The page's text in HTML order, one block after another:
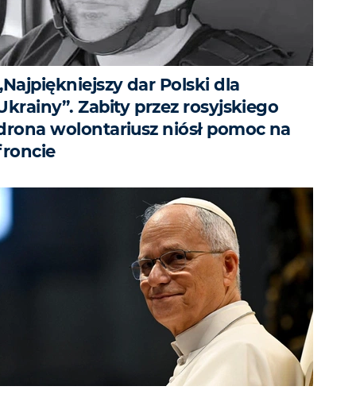
dar Polski dla
Zabity przez rosyjskiego
wolontariusz niósł pomoc na